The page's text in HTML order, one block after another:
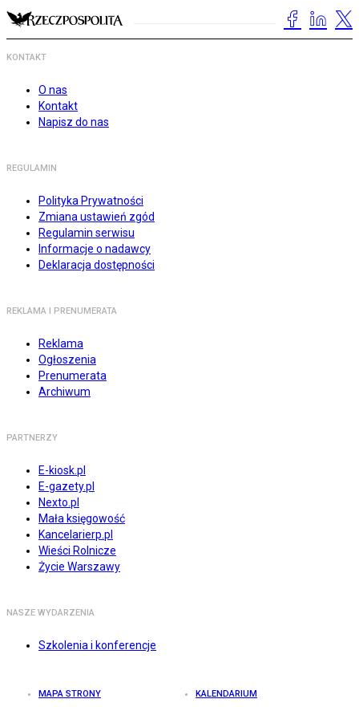
KONTAKT
O nas
Kontakt
Napisz do nas
REGULAMIN
Polityka Prywatności
Zmiana ustawień zgód
Regulamin serwisu
Informacje o nadawcy
Deklaracja dostępności
REKLAMA I PRENUMERATA
Reklama
Ogłoszenia
Prenumerata
Archiwum
PARTNERZY
E-kiosk.pl
E-gazety.pl
Nexto.pl
Mała księgowość
Kancelarierp.pl
Wieści Rolnicze
Życie Warszawy
NASZE WYDARZENIA
Szkolenia i konferencje
MAPA STRONY KALENDARIUM